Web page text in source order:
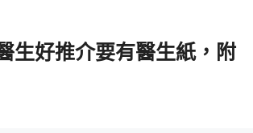
生好推介要有醫生紙，附